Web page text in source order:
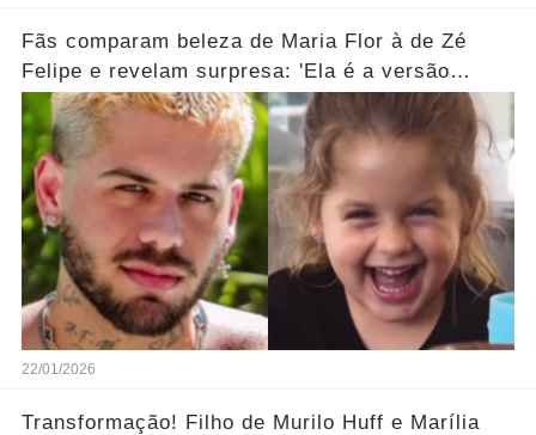
Fãs comparam beleza de Maria Flor à de Zé
Felipe e revelam surpresa: 'Ela é a versão
feminina!'... Ver mais
22/01/2026
Transformação! Filho de Murilo Huff e Marília